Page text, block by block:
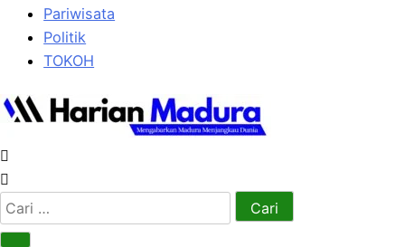
Pariwisata
Politik
TOKOH
Cari
untuk: